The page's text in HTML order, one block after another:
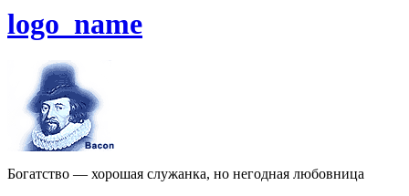
logo_name
Богатство — хорошая служанка, но негодная любовница